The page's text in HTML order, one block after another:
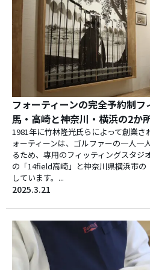
フォーティーンの完全予約制
馬・高崎と神奈川・横浜の2か
1981年に竹林隆光氏らによって創業
ォーティーンは、ゴルファーの一人一
るため、専用のフィッティングスタ
の「14field高崎」と神奈川県横浜市
しています。...
2025.3.21